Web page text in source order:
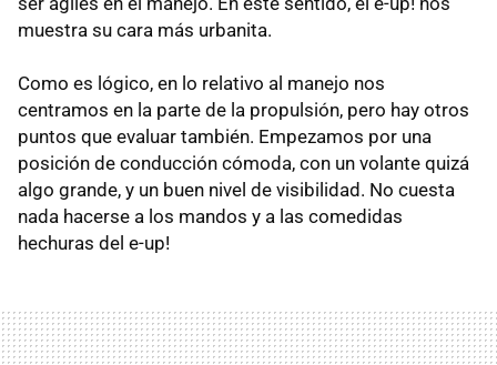
muestra su cara más urbanita.
Como es lógico, en lo relativo al manejo nos
centramos en la parte de la propulsión, pero hay otros
puntos que evaluar también. Empezamos por una
posición de conducción cómoda, con un volante quizá
algo grande, y un buen nivel de visibilidad. No cuesta
nada hacerse a los mandos y a las comedidas
hechuras del e-up!